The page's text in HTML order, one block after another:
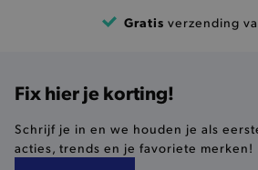
Gratis verzending
Fix hier je korting!
Schrijf je in en we houden je als
acties, trends en je favoriete merken!
buikjes algemene
product-added-modal